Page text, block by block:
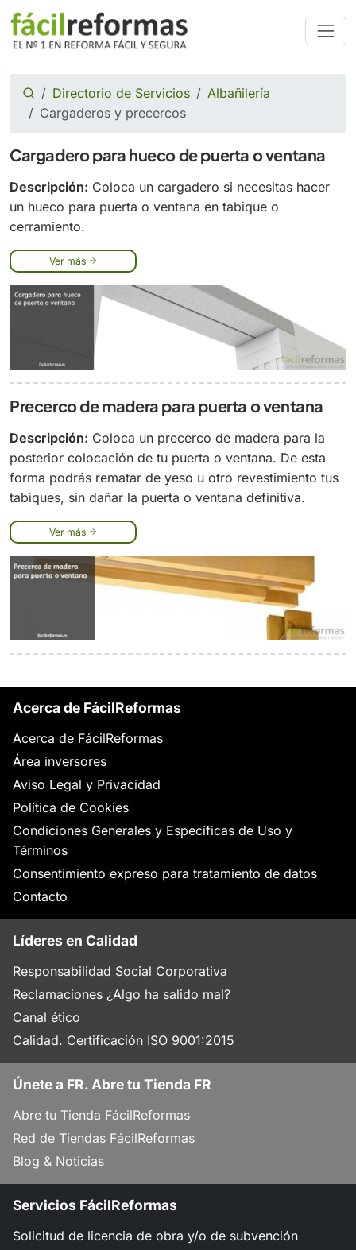
Directorio de Servicios
Albañilería
Cargaderos y precercos
Cargadero para hueco de puerta o ventana
Descripción: Coloca un cargadero si necesitas hacer
un hueco para puerta o ventana en tabique o
cerramiento.
Ver más
Precerco de madera para puerta o ventana
Descripción: Coloca un precerco de madera para la
posterior colocación de tu puerta o ventana. De esta
forma podrás rematar de yeso u otro revestimiento tus
tabiques, sin dañar la puerta o ventana definitiva.
Ver más
Acerca de FácilReformas
Acerca de FácilReformas
Área inversores
Aviso Legal y Privacidad
Política de Cookies
Condiciones Generales y Específicas de Uso y
Términos
Consentimiento expreso para tratamiento de datos
Contacto
Líderes en Calidad
Responsabilidad Social Corporativa
Reclamaciones ¿Algo ha salido mal?
Canal ético
Calidad. Certificación ISO 9001:2015
Únete a FR. Abre tu Tienda FR
Abre tu Tienda FácilReformas
Red de Tiendas FácilReformas
Blog & Noticias
Servicios FácilReformas
Solicitud de licencia de obra y/o de subvención